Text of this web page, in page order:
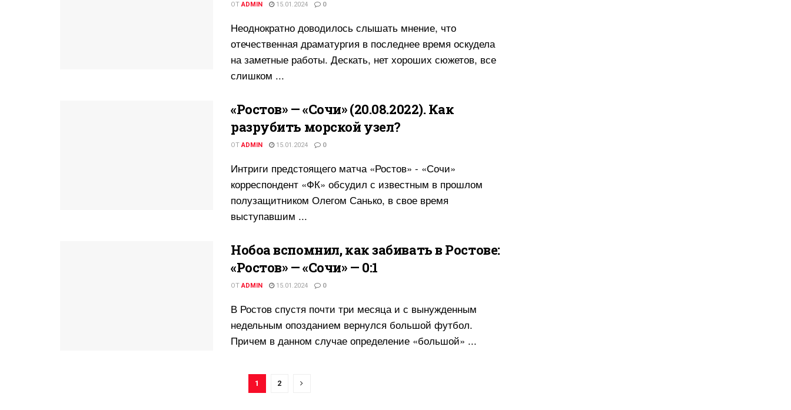
ОТ ADMIN 15.01.2024 0
Неоднократно доводилось слышать мнение, что
отечественная драматургия в последнее время оскудела
на заметные работы. Дескать, нет хороших сюжетов, все
слишком ...
«Ростов» — «Сочи» (20.08.2022). Как
разрубить морской узел?
ОТ ADMIN 15.01.2024 0
Интриги предстоящего матча «Ростов» - «Сочи»
корреспондент «ФК» обсудил с известным в прошлом
полузащитником Олегом Санько, в свое время
выступавшим ...
Нобоа вспомнил, как забивать в Ростове:
«Ростов» — «Сочи» — 0:1
ОТ ADMIN 15.01.2024 0
В Ростов спустя почти три месяца и с вынужденным
недельным опозданием вернулся большой футбол.
Причем в данном случае определение «большой» ...
1 2